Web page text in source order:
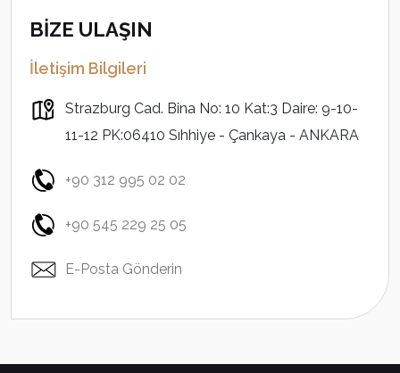
BİZE ULAŞIN
İletişim Bilgileri
Strazburg Cad. Bina No: 10 Kat:3 Daire: 9-10-
11-12 PK:06410 Sıhhiye - Çankaya - ANKARA
+90 312 995 02 02
+90 545 229 25 05
E-Posta Gönderin